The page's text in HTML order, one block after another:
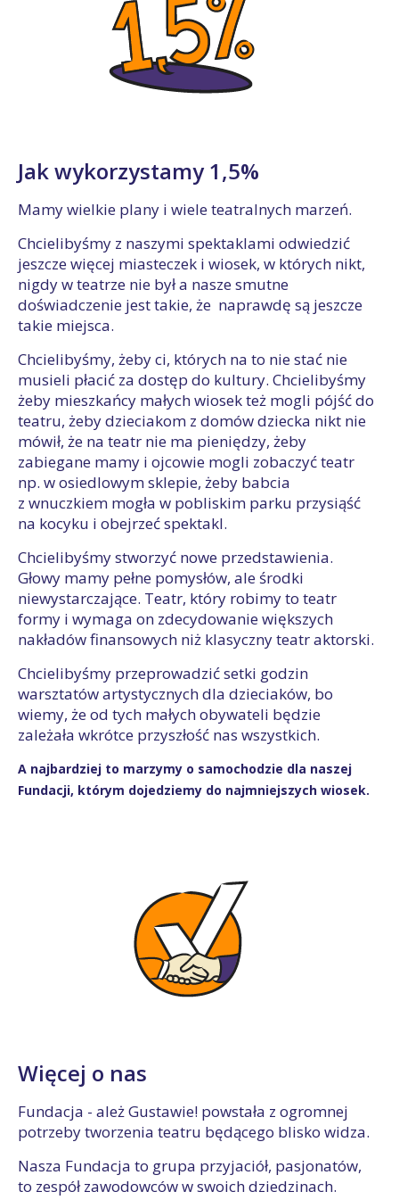
Jak wykorzystamy 1,5%
Mamy wielkie plany i wiele teatralnych marzeń.
Chcielibyśmy z naszymi spektaklami odwiedzić
jeszcze więcej miasteczek i wiosek, w których nikt,
nigdy w teatrze nie był a nasze smutne
doświadczenie jest takie, że naprawdę są jeszcze
takie miejsca.
Chcielibyśmy, żeby ci, których na to nie stać nie
musieli płacić za dostęp do kultury. Chcielibyśmy
żeby mieszkańcy małych wiosek też mogli pójść do
teatru, żeby dzieciakom z domów dziecka nikt nie
mówił, że na teatr nie ma pieniędzy, żeby
zabiegane mamy i ojcowie mogli zobaczyć teatr
np. w osiedlowym sklepie, żeby babcia
z wnuczkiem mogła w pobliskim parku przysiąść
na kocyku i obejrzeć spektakl.
Chcielibyśmy stworzyć nowe przedstawienia.
Głowy mamy pełne pomysłów, ale środki
niewystarczające. Teatr, który robimy to teatr
formy i wymaga on zdecydowanie większych
nakładów finansowych niż klasyczny teatr aktorski.
Chcielibyśmy przeprowadzić setki godzin
warsztatów artystycznych dla dzieciaków, bo
wiemy, że od tych małych obywateli będzie
zależała wkrótce przyszłość nas wszystkich.
A najbardziej to marzymy o samochodzie dla naszej
Fundacji, którym dojedziemy do najmniejszych wiosek.
Więcej o nas
Fundacja - ależ Gustawie! powstała z ogromnej
potrzeby tworzenia teatru będącego blisko widza.
Nasza Fundacja to grupa przyjaciół, pasjonatów,
to zespół zawodowców w swoich dziedzinach.